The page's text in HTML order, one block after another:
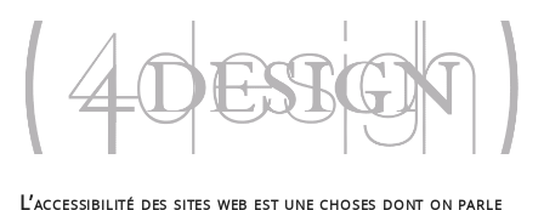
L’accessibilité des sites web est une choses dont on parle